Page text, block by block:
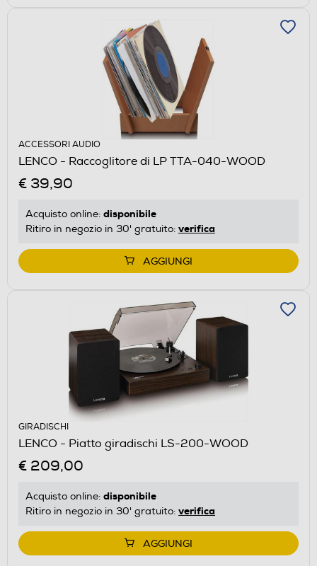
ACCESSORI AUDIO
LENCO - Raccoglitore di LP TTA-040-WOOD
€ 39,90
Acquisto online: disponibile
Ritiro in negozio in 30' gratuito: verifica
AGGIUNGI
GIRADISCHI
LENCO - Piatto giradischi LS-200-WOOD
€ 209,00
Acquisto online: disponibile
Ritiro in negozio in 30' gratuito: verifica
AGGIUNGI